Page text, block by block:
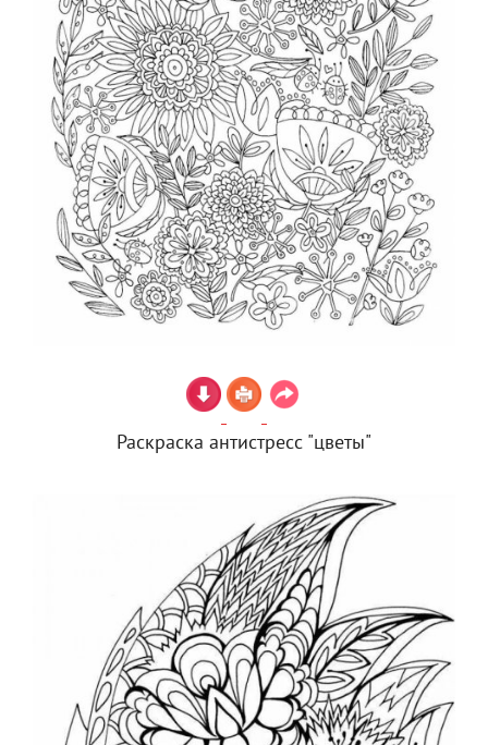
Раскраска антистресс "цветы"